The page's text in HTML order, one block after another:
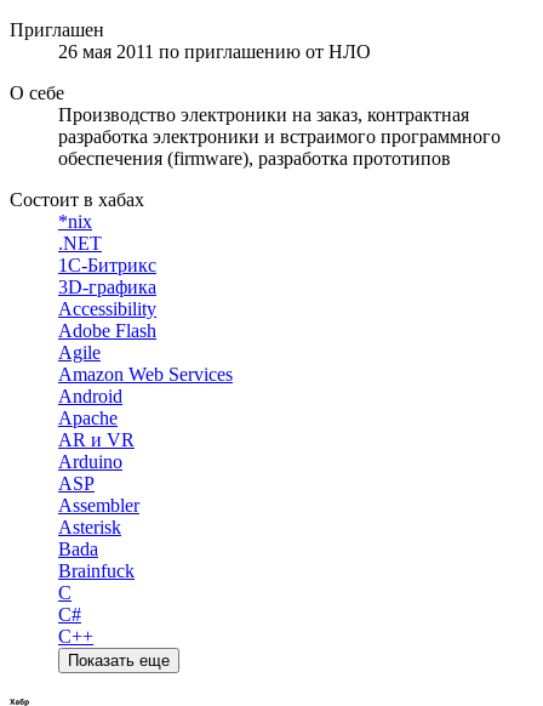
Приглашен
26 мая 2011 по приглашению от НЛО
О себе
Производство электроники на заказ, контрактная
разработка электроники и встраимого программного
обеспечения (firmware), разработка прототипов
Состоит в хабах
*nix
.NET
1С-Битрикс
3D-графика
Accessibility
Adobe Flash
Agile
Amazon Web Services
Android
Apache
AR и VR
Arduino
ASP
Assembler
Asterisk
Bada
Brainfuck
C
C#
C++
Показать еще